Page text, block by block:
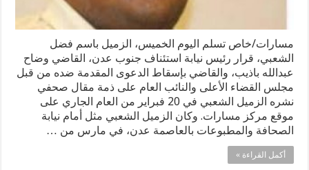
مسارات/خاص تسلم اليوم الخميس، الزميل باسم فضل
الشعبي، قرار رئيس نيابة استئناف جنوب عدن، القاضي وضاح
عبدالله باذيب، والقاضي بإسقاط الدعوى المقدمة ضده من قبل
مجلس القضاء الأعلى والنائب العام على ذمة مقال صحفي
نشره الزميل الشعبي في 20 فبراير من العام الجاري على
موقع مركز مسارات. وكان الزميل الشعبي مثل أمام نيابة
الصحافة والمطبوعات بالعاصمة عدن، في مارس من …
أكمل القراءة »